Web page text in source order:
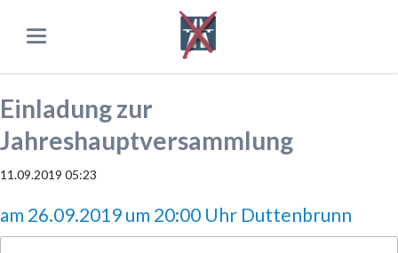
Einladung zur
Jahreshauptversammlung
11.09.2019 05:23
am 26.09.2019 um 20:00 Uhr Duttenbrunn